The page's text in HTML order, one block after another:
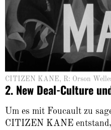
CITIZEN KANE, R: Orson
2. New Deal-Culture
Um es mit Foucault zu
CITIZEN KANE